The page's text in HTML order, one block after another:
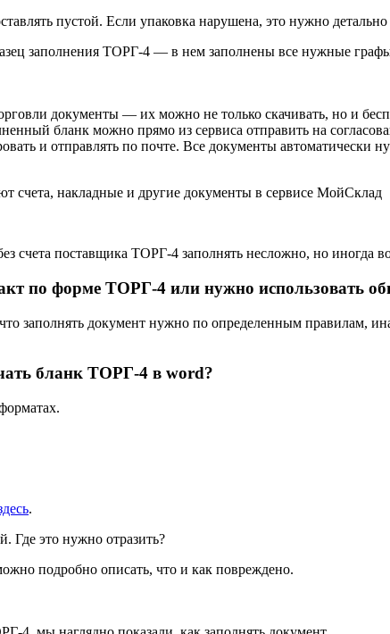
пустой. Если упаковка нарушена, это нужно детально
заполнения ТОРГ-4 — в нем заполнены все нужные
документы — их можно не только скачивать, но и
бланк можно прямо из сервиса отправить на
и отправлять по почте. Все документы
счета, накладные и другие документы в сервисе МойСклад
счета поставщика ТОРГ-4 заполнять несложно, но иногда
по форме ТОРГ-4 или нужно использовать
заполнять документ нужно по определенным правилам,
бланк ТОРГ-4 в word?
.
Где это нужно отразить?
подробно описать, что и как повреждено.